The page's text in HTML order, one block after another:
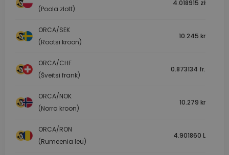
(Poola zlott)
4.018915 zł
ORCA/SEK
(Rootsi kroon)
10.245 kr
ORCA/CHF
(Šveitsi frank)
0.873134 fr.
ORCA/NOK
(Norra kroon)
10.279 kr
ORCA/RON
(Rumeenia leu)
4.901860 L